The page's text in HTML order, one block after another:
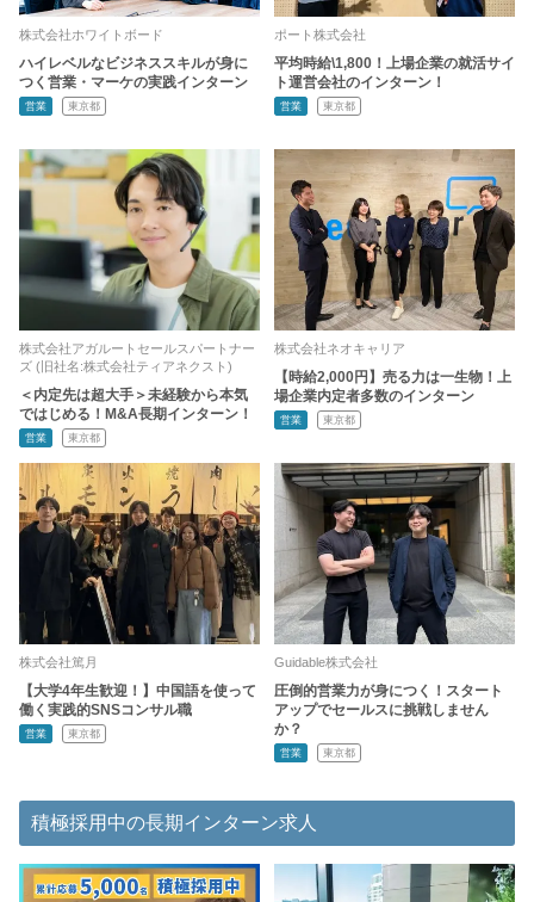
株式会社ホワイトボード
ハイレベルなビジネススキルが身に
つく営業・マーケの実践インターン
営業 東京都
ポート株式会社
平均時給\1,800！上場企業の就活サイ
ト運営会社のインターン！
営業 東京都
株式会社アガルートセールスパートナー
ズ (旧社名:株式会社ティアネクスト)
＜内定先は超大手＞未経験から本気
ではじめる！M&A長期インターン！
営業 東京都
株式会社ネオキャリア
【時給2,000円】売る力は一生物！上
場企業内定者多数のインターン
営業 東京都
株式会社篤月
【大学4年生歓迎！】中国語を使って
働く実践的SNSコンサル職
営業 東京都
Guidable株式会社
圧倒的営業力が身につく！スタート
アップでセールスに挑戦しません
か？
営業 東京都
積極採用中の長期インターン求人